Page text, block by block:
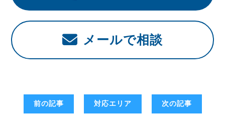
メールで相談
前の記事 対応エリア 次の記事